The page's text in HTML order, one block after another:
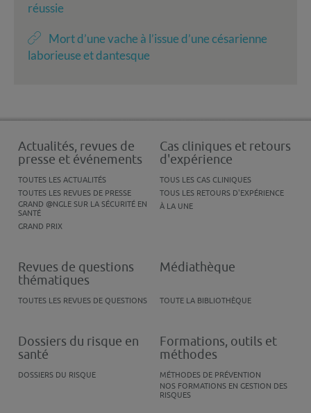
réussie
Mort d’une vache à l’issue d’une césarienne
laborieuse et dantesque
Actualités, revues de
presse et événements
TOUTES LES ACTUALITÉS
TOUTES LES REVUES DE PRESSE
GRAND @NGLE SUR LA SÉCURITÉ EN
SANTÉ
GRAND PRIX
Cas cliniques et retours
d'expérience
TOUS LES CAS CLINIQUES
TOUS LES RETOURS D'EXPÉRIENCE
À LA UNE
Revues de questions
thématiques
TOUTES LES REVUES DE QUESTIONS
Médiathèque
TOUTE LA BIBLIOTHÈQUE
Dossiers du risque en
santé
DOSSIERS DU RISQUE
Formations, outils et
méthodes
MÉTHODES DE PRÉVENTION
NOS FORMATIONS EN GESTION DES
RISQUES